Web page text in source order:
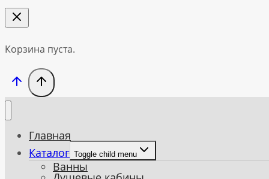
Корзина пуста.
Главная
Каталог Toggle child menu
Ванны